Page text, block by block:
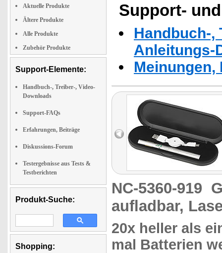
Aktuelle Produkte
Ältere Produkte
Alle Produkte
Zubehör Produkte
Support-Elemente:
Handbuch-, Treiber-, Video-
Downloads
Support-FAQs
Erfahrungen, Beiträge
Diskussions-Forum
Testergebnisse aus Tests &
Testberichten
Produkt-Suche:
Shopping:
Support-
Handbuch-,
Anleitungs-
NC-5360-919
aufladbar,
20x heller als
mal Batterien